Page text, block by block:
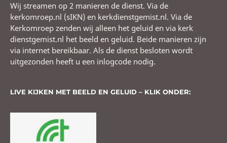
Wij streamen op 2 manieren de dienst. Via de
kerkomroep.nl (sIKN) en kerkdienstgemist.nl. Via de
Kerkomroep zenden wij alleen het geluid en via kerk
dienstgemist.nl het beeld en geluid. Beide manieren zijn
via internet bereikbaar. Als de dienst besloten wordt
uitgezonden heeft u een inlogcode nodig.
LIVE KIJKEN MET BEELD EN GELUID – KLIK ONDER: